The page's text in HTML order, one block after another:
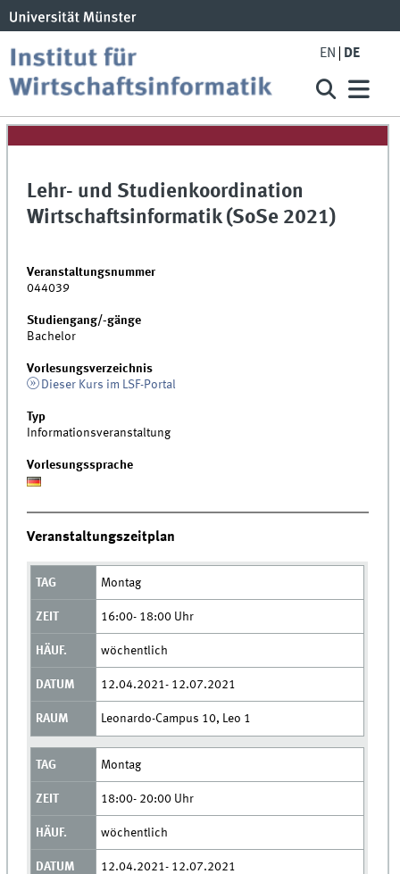
EN DE
Lehr- und Studienkoordination
Wirtschaftsinformatik (SoSe 2021)
Veranstaltungsnummer
044039
Studiengang/-gänge
Bachelor
Vorlesungsverzeichnis
Dieser Kurs im LSF-Portal
Typ
Informationsveranstaltung
Vorlesungssprache
Veranstaltungszeitplan
Montag
16:00- 18:00 Uhr
wöchentlich
12.04.2021- 12.07.2021
Leonardo-Campus 10, Leo 1
Montag
18:00- 20:00 Uhr
wöchentlich
12.04.2021- 12.07.2021